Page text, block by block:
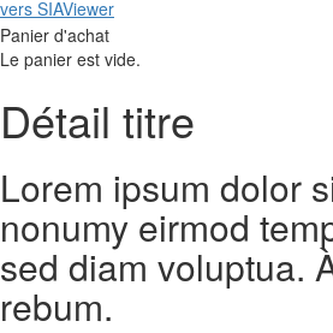
vers SIAViewer
Panier d'achat
Le panier est vide.
Détail titre
Lorem ipsum dolor
nonumy eirmod
sed diam voluptua.
rebum.